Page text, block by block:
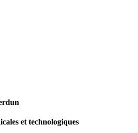
et technologiques